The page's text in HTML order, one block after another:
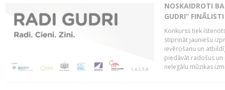
NOSKAIDROTI
GUDRI” FINĀLISTI
Konkurss tiek
stiprināt jauniešu
ievērošanu un
piedāvāt radošus
nelegālu mūzikas